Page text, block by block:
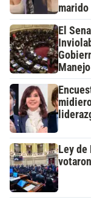
marido
El
Ley